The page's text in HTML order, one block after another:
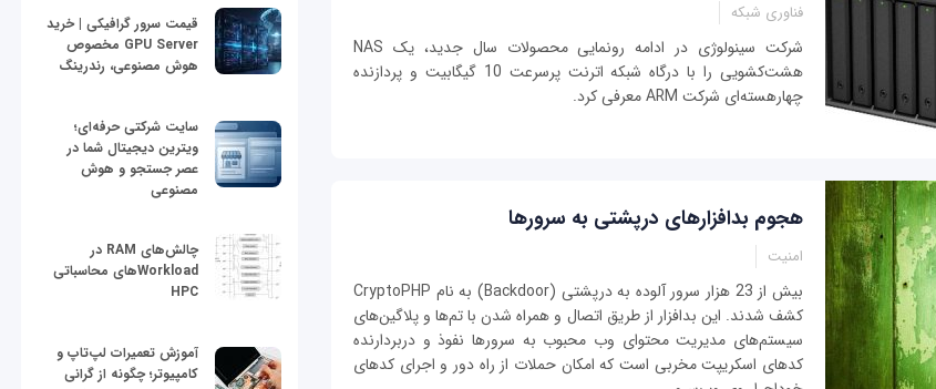
فناوری شبکه
شرکت سینولوژی در ادامه رونمایی محصولات سال جدید، یک NAS
هشت‌کشویی را با درگاه شبکه اترنت پرسرعت 10 گیگابیت و پردازنده
چهارهسته‌ای شرکت ARM معرفی کرد.
هجوم بد‌افزارهای درپشتی به سرورها
امنیت
بیش از 23 هزار سرور آلوده به در‌پشتی (Backdoor) به نام CryptoPHP
کشف شدند. این بدافزار از طریق اتصال و همراه شدن با تم‌ها و پلاگین‌های
سیستم‌های مدیریت محتوای وب محبوب به سرورها نفوذ و دربردارنده
کدهای اسکریپت مخربی است که امکان حملات از راه دور و اجرای کدهای
قیمت سرور گرافیکی | خرید
GPU Server مخصوص
هوش مصنوعی، رندرینگ
سایت شرکتی حرفه‌ای؛
ویترین دیجیتال شما در
عصر جستجو و هوش
مصنوعی
چالش‌های RAM در
Workloadهای محاسباتی
HPC
آموزش تعمیرات لپ‌تاپ و
کامپیوتر؛ چگونه از گرانی